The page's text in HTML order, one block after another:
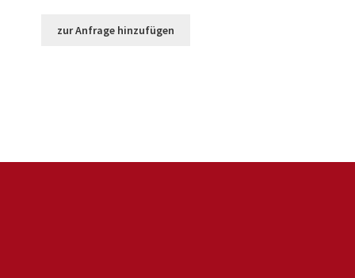
zur Anfrage hinzufügen